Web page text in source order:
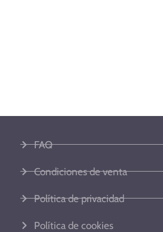
FAQ
Condiciones de venta
Política de privacidad
Política de cookies